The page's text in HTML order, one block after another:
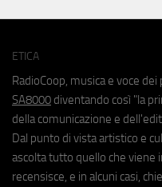
ETICA
RadioCoop, musica e voce
SA8000 diventando così "la
della comunicazione e
Dal punto di vista artistico e
ascolta tutto quello che viene
recensisce, e in alcuni casi,